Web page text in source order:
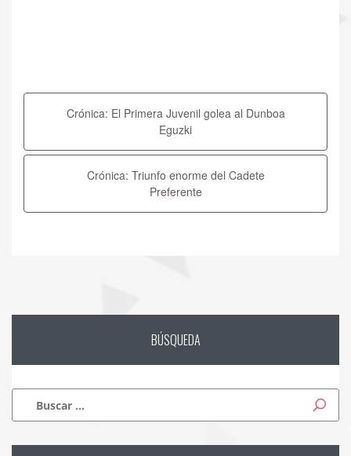
de
Crónica: El Primera Juvenil golea al Dunboa
Eguzki
Crónica: Triunfo enorme del Cadete
Preferente
BÚSQUEDA